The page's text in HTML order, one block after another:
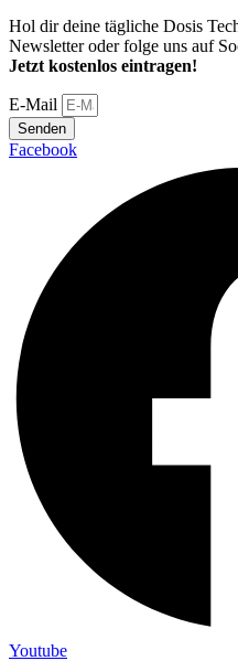
Hol dir deine tägliche Dosis
Newsletter oder folge uns auf
Jetzt kostenlos eintragen!
E-Mail
Senden
Facebook
Youtube